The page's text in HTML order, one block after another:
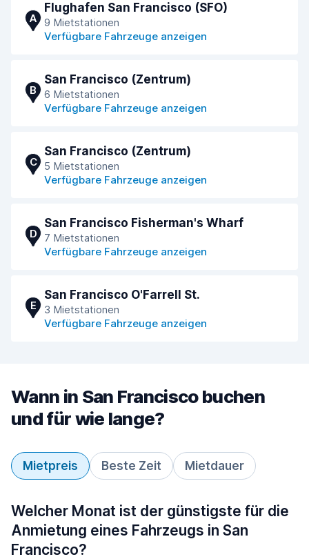
A
Flughafen San Francisco (SFO)
9 Mietstationen
Verfügbare Fahrzeuge anzeigen
B
San Francisco (Zentrum)
6 Mietstationen
Verfügbare Fahrzeuge anzeigen
C
San Francisco (Zentrum)
5 Mietstationen
Verfügbare Fahrzeuge anzeigen
D
San Francisco Fisherman's Wharf
7 Mietstationen
Verfügbare Fahrzeuge anzeigen
E
San Francisco O'Farrell St.
3 Mietstationen
Verfügbare Fahrzeuge anzeigen
Wann in San Francisco buchen
und für wie lange?
Mietpreis Beste Zeit Mietdauer
Welcher Monat ist der günstigste für die
Anmietung eines Fahrzeugs in San
Francisco?